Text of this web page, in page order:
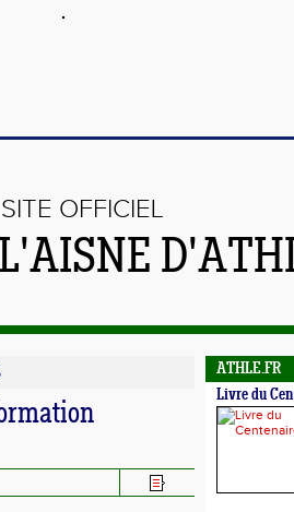
SITE OFFICIEL
ATHLE.FR
Livre du